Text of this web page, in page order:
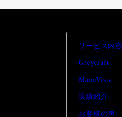
サービス内容
Greycraft
ManuVista
実績紹介
お客様の声